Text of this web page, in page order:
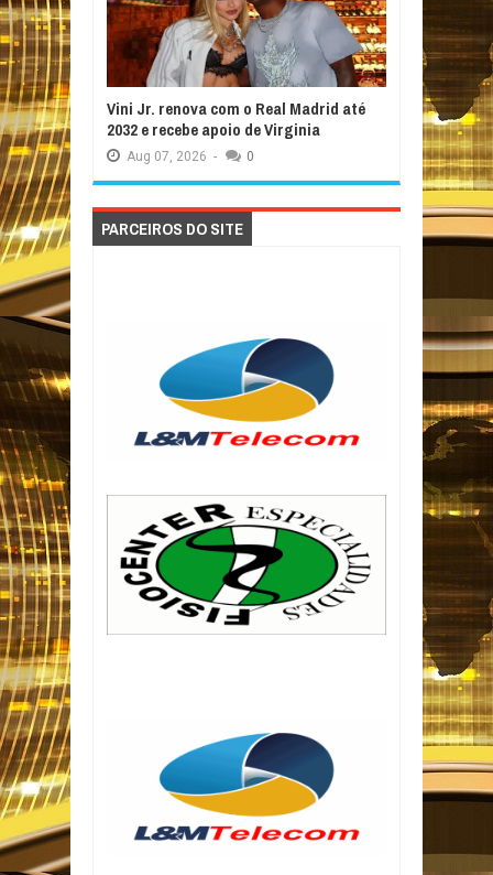
Vini Jr. renova com o Real Madrid até
2032 e recebe apoio de Virginia
Aug 07, 2026 - 0
PARCEIROS DO SITE